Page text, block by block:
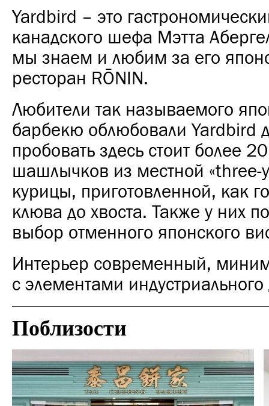
Yardbird – это
канадского шефа Мэтта
мы знаем и любим за его
ресторан RŌNIN.
Любители так называемого
барбекю облюбовали Yardbird
пробовать здесь стоит более
шашлычков из местной «three-
курицы, приготовленной, как
клюва до хвоста. Также у них
выбор отменного японского
Интерьер современный,
с элементами
Поблизости